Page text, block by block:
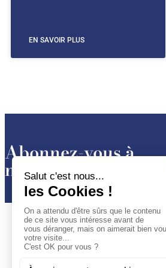
EN SAVOIR PLUS
Abonnez-vous à
notre newsletter